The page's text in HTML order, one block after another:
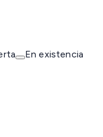
En existencia